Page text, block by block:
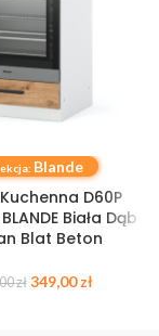
Blande
D60P
Biała Dąb
Blat Beton
zł 349,00zł